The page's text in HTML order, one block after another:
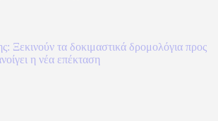
Ξεκινούν τα δοκιμαστικά δρομολόγια προς
η νέα επέκταση